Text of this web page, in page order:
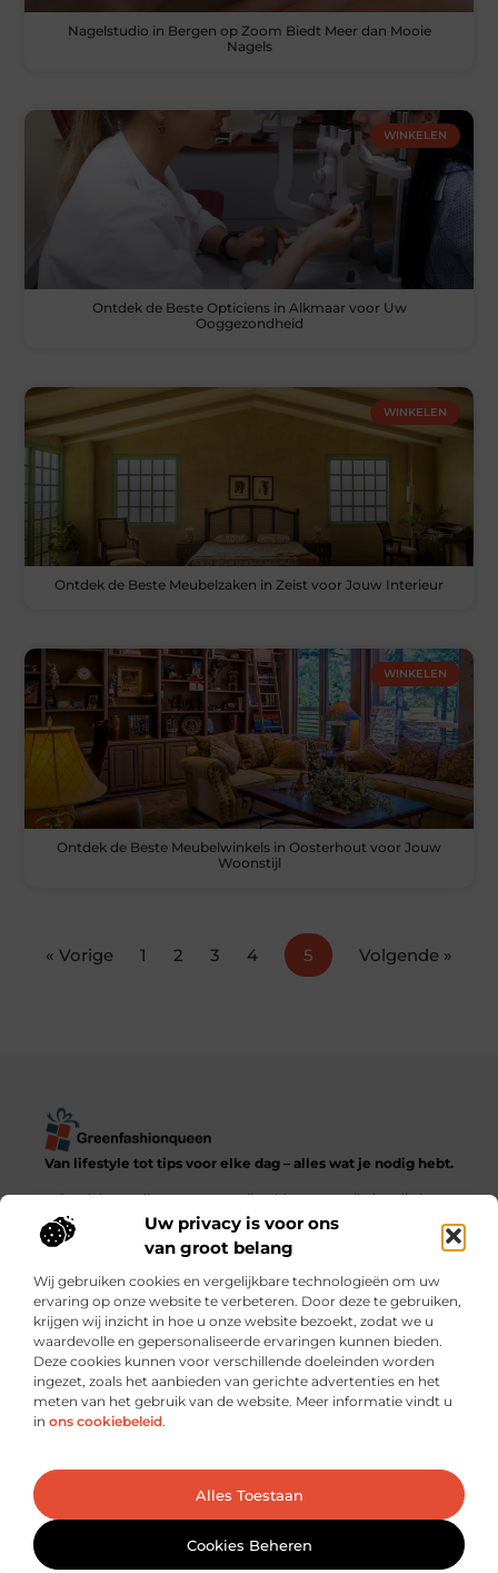
Uw privacy is voor ons
van groot belang
Wij gebruiken cookies en vergelijkbare technologieën om uw
ervaring op onze website te verbeteren. Door deze te gebruiken,
krijgen wij inzicht in hoe u onze website bezoekt, zodat we u
waardevolle en gepersonaliseerde ervaringen kunnen bieden.
Deze cookies kunnen voor verschillende doeleinden worden
ingezet, zoals het aanbieden van gerichte advertenties en het
meten van het gebruik van de website. Meer informatie vindt u
in ons cookiebeleid.
Alles Toestaan
Cookies Beheren
Ga Naar
Nagelstudio in Bergen op Zoom Biedt Meer dan Mooie
Nagels
WINKELEN
Ontdek de Beste Opticiens in Alkmaar voor Uw
Ooggezondheid
WINKELEN
Ontdek de Beste Meubelzaken in Zeist voor Jouw Interieur
WINKELEN
Ontdek de Beste Meubelwinkels in Oosterhout voor Jouw
Woonstijl
« Vorige 1 2 3 4 5 Volgende »
Van lifestyle tot tips voor elke dag – alles wat je nodig hebt.
Ontdek een diverse verzameling blogs en artikelen die het
dagelijks leven in al zijn facetten verkennen, van praktische
adviezen tot inspirerende verhalen.
Bericht categorie
Onze informatie
Cookiebeleid (EU)
@2025 www.greenfashionqueen.nl. All Right Reserved.